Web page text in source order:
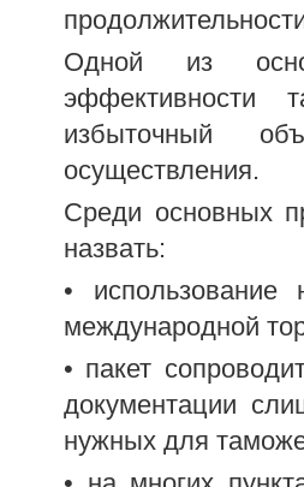
Одной из
эффективности
избыточный
осуществления.
Среди основных
назвать:
• использование
международной
• пакет
документации
нужных для